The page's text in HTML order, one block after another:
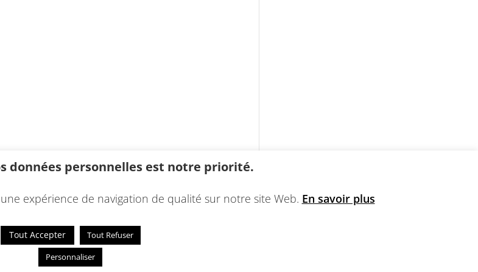
données personnelles est notre priorité.
expérience de navigation de qualité sur notre site Web. En savoir plus
Tout Accepter
Tout Refuser
Personnaliser